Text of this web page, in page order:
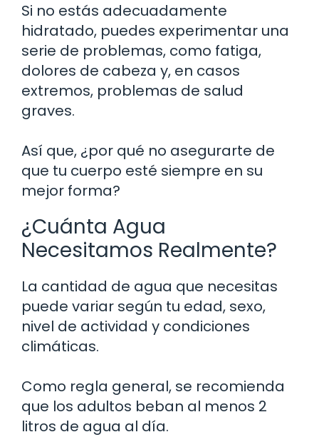
Si no estás adecuadamente
hidratado, puedes experimentar una
serie de problemas, como fatiga,
dolores de cabeza y, en casos
extremos, problemas de salud
graves.
Así que, ¿por qué no asegurarte de
que tu cuerpo esté siempre en su
mejor forma?
¿Cuánta Agua
Necesitamos Realmente?
La cantidad de agua que necesitas
puede variar según tu edad, sexo,
nivel de actividad y condiciones
climáticas.
Como regla general, se recomienda
que los adultos beban al menos 2
litros de agua al día.